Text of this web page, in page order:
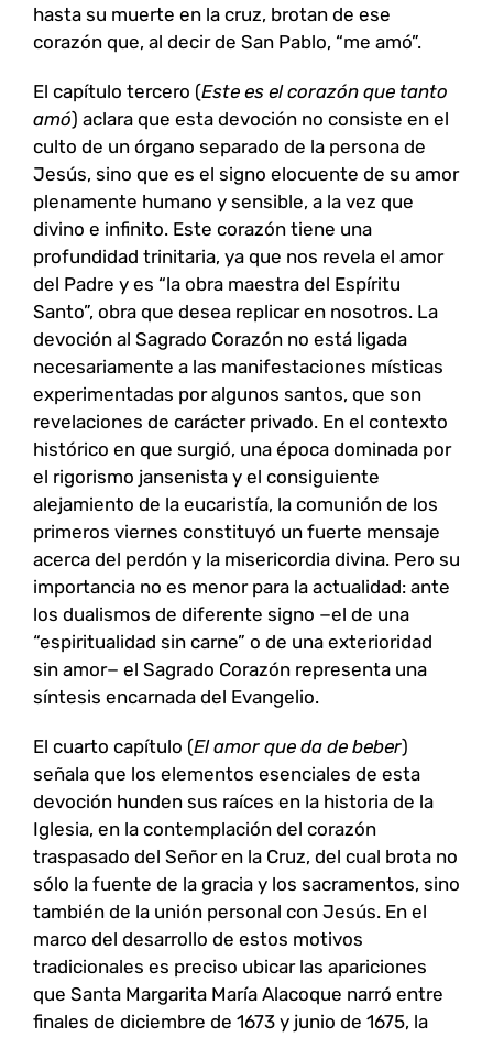
hasta su muerte en la cruz, brotan de ese
corazón que, al decir de San Pablo, “me amó”.
El capítulo tercero (Este es el corazón que tanto
amó) aclara que esta devoción no consiste en el
culto de un órgano separado de la persona de
Jesús, sino que es el signo elocuente de su amor
plenamente humano y sensible, a la vez que
divino e infinito. Este corazón tiene una
profundidad trinitaria, ya que nos revela el amor
del Padre y es “la obra maestra del Espíritu
Santo”, obra que desea replicar en nosotros. La
devoción al Sagrado Corazón no está ligada
necesariamente a las manifestaciones místicas
experimentadas por algunos santos, que son
revelaciones de carácter privado. En el contexto
histórico en que surgió, una época dominada por
el rigorismo jansenista y el consiguiente
alejamiento de la eucaristía, la comunión de los
primeros viernes constituyó un fuerte mensaje
acerca del perdón y la misericordia divina. Pero su
importancia no es menor para la actualidad: ante
los dualismos de diferente signo −el de una
“espiritualidad sin carne” o de una exterioridad
sin amor− el Sagrado Corazón representa una
síntesis encarnada del Evangelio.
El cuarto capítulo (El amor que da de beber)
señala que los elementos esenciales de esta
devoción hunden sus raíces en la historia de la
Iglesia, en la contemplación del corazón
traspasado del Señor en la Cruz, del cual brota no
sólo la fuente de la gracia y los sacramentos, sino
también de la unión personal con Jesús. En el
marco del desarrollo de estos motivos
tradicionales es preciso ubicar las apariciones
que Santa Margarita María Alacoque narró entre
finales de diciembre de 1673 y junio de 1675, la